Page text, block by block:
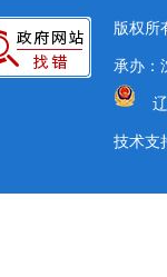
版权所
承办：
技术支